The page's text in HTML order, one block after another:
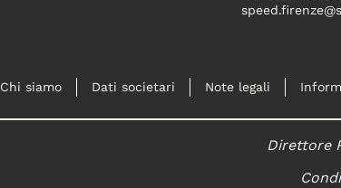
Chi siamo Dati societari Note legali
Direttore